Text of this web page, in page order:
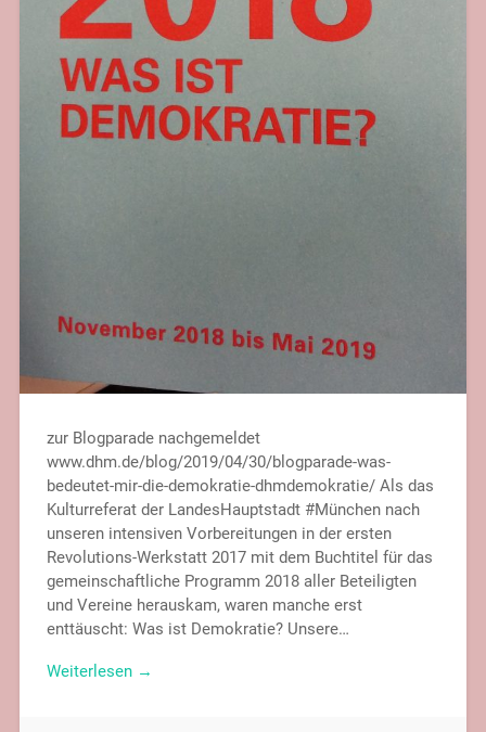
zur Blogparade nachgemeldet
www.dhm.de/blog/2019/04/30/blogparade-was-
bedeutet-mir-die-demokratie-dhmdemokratie/ Als das
Kulturreferat der LandesHauptstadt #München nach
unseren intensiven Vorbereitungen in der ersten
Revolutions-Werkstatt 2017 mit dem Buchtitel für das
gemeinschaftliche Programm 2018 aller Beteiligten
und Vereine herauskam, waren manche erst
enttäuscht: Was ist Demokratie? Unsere…
Weiterlesen →